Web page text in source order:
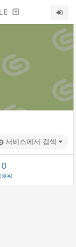
서비스에서 검색
0
로워